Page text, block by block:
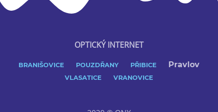
OPTICKÝ INTERNET
BRANIŠOVICE POUZDŘANY PŘIBICE Pravlov
VLASATICE VRANOVICE